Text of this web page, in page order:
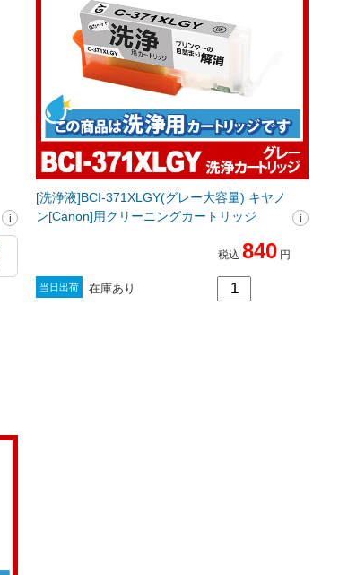
[洗浄液]BCI-371XLGY(グレー大容量) キヤノ
ン[Canon]用クリーニングカートリッジ
税込 840 円
当日出荷 在庫あり